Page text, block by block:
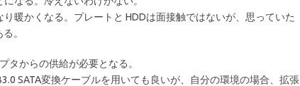
暖かくなる。プレートと HDDは面接触ではないが、思っていた
。
タからの供給が必要となる。
SATA変換ケーブルを用いても良いが、自分の環境の場合、拡張